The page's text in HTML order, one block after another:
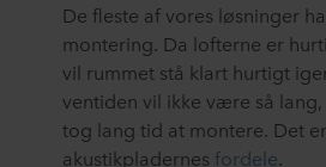
voresPrivatlivspolitik, herunder
ROCKWOOL-virksomhed, der er
personoplysninger.
De fleste af vores løsninger
montering. Da lofterne er
vil rummet stå klart hurtigt
ventiden vil ikke være så
tog lang tid at montere. Det
akustikpladernes fordele.